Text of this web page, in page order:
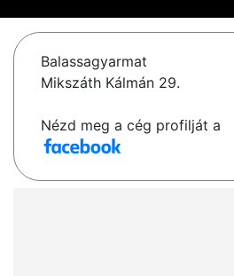
Balassagyarmat
Mikszáth Kálmán 29.
Nézd meg a cég profilját a